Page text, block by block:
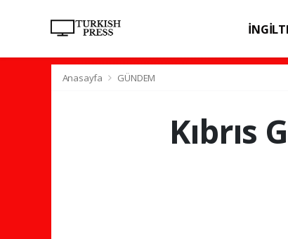
Anasayfa GÜNDEM
Kıbrıs